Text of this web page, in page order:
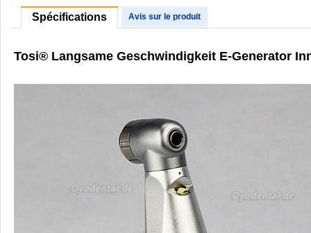
Spécifications Avis sur le produit
Tosi® Langsame Geschwindigkeit E-Generator